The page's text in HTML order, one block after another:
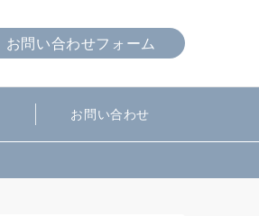
お問い合わせフォーム
お問い合わせ